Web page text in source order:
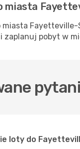
miasta
miasta
zaplanuj pobyt w
loty do